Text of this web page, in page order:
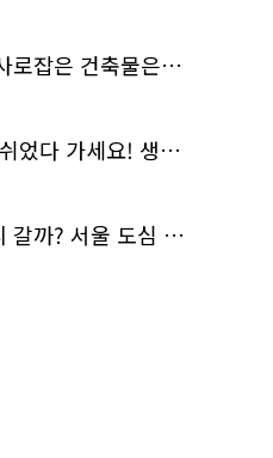
나의 마음을 사로잡은 건축물은? '서울시 건축상' 수상작 공개!
더울 땐 잠시 쉬었다 가세요! 생수 냉장고부터 해피소·무더위쉼터까지
여름방학 어디 갈까? 서울 도심 무료 실내 여행 코스 추천